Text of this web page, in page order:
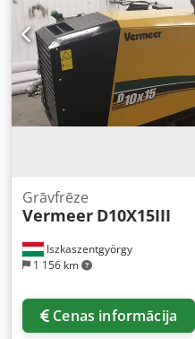
Iszkaszentgyörgy
1 156 km
Grāvfrēze
Vermeer D10X15III
Cenas informācija